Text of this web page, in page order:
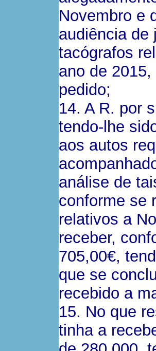
Novembro e
audiência de
tacógrafos
ano de
pedido;
14. A R. por
tendo-lhe
aos autos
análise de
conforme se
relativos a
receber,
705,00€,
que se
recebido a
15. No que
tinha a